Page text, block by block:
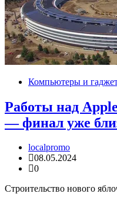
Компьютеры и
Работы над
— финал уже
localpromo
08.05.2024
0
Строительство нового